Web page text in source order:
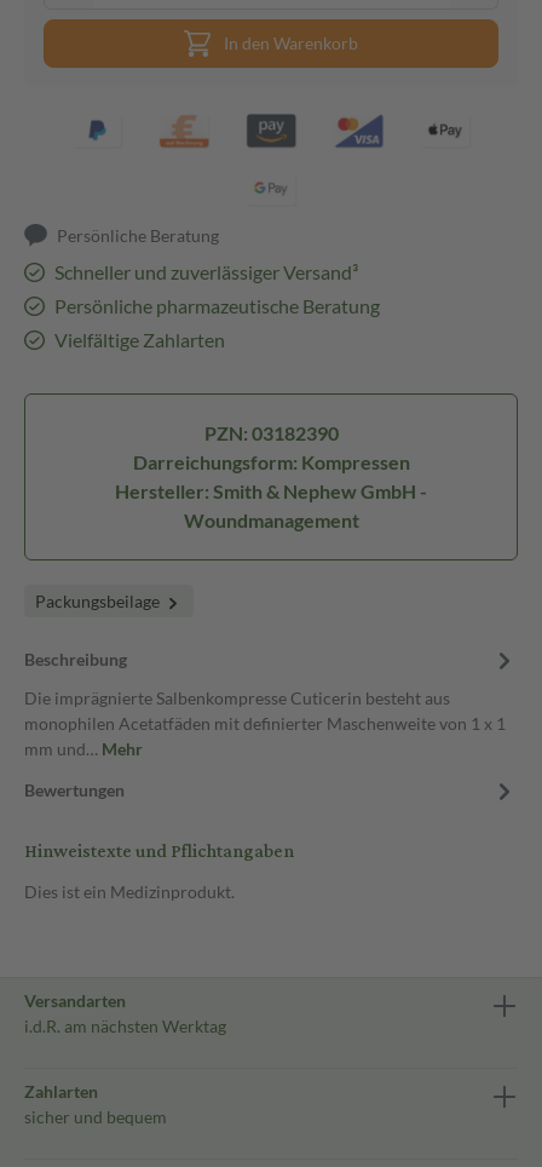
In den Warenkorb
Persönliche Beratung
Schneller und zuverlässiger Versand³
Persönliche pharmazeutische Beratung
Vielfältige Zahlarten
PZN: 03182390
Darreichungsform: Kompressen
Hersteller: Smith & Nephew GmbH -
Woundmanagement
Packungsbeilage
Beschreibung
Die imprägnierte Salbenkompresse Cuticerin besteht aus
monophilen Acetatfäden mit definierter Maschenweite von 1 x 1
mm und… Mehr
Bewertungen
Hinweistexte und Pflichtangaben
Dies ist ein Medizinprodukt.
Versandarten
i.d.R. am nächsten Werktag
Zahlarten
sicher und bequem